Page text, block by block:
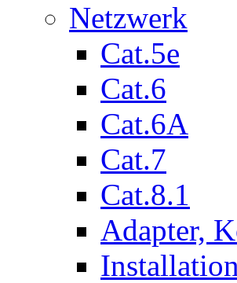
Netzwerk
Cat.5e
Cat.6
Cat.6A
Cat.7
Cat.8.1
Adapter,